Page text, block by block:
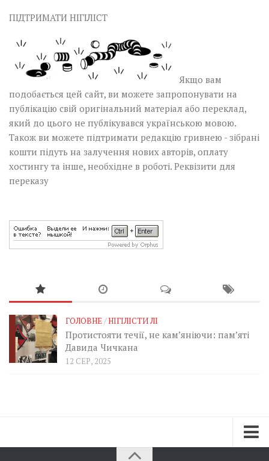
ПІДТРИМАТИ НІГІЛІСТ
Якщо вам
подобається цей сайт, ви можете запропонувати на
публікацію свій оригінальний матеріал або переклад,
який до цього не публікувався українською мовою.
Також ви можете підтримати редакцію гривнею - зібрані
кошти підуть на залучення нових авторів, оплату
хостингу та інше, необхідне в роботі. Реквізити для
переказу
ГОЛОВНЕ/НІГІЛІСТИ ЛІ
Протистояти течії, не кам’яніючи: пам’яті
Давида Чичкана
12 СЕР, 2025